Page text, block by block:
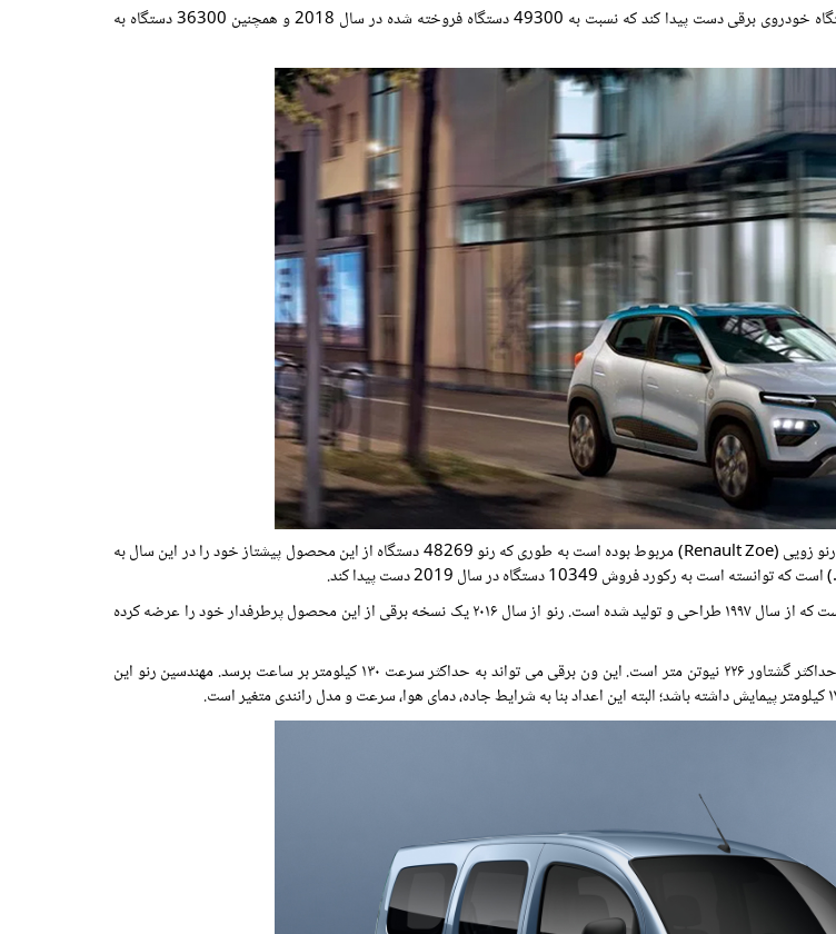
شرکت خودروسازی رنو در سال 2019 میلادی توانست به رکورد فروش جهانی 62447 دستگاه خودروی برقی دست پیدا کند که نسبت به 49300 دستگاه فروخته شده در سال 2018 و همچنین 36300 دستگاه به
بخش عظیمی از خودروهای برقی فروخته شده رنو در سال گذشته به خودروی دوست داشتنی رنو زویی (Renault Zoe) مربوط بوده است به طوری که رنو 48269 دستگاه از این محصول پیشتاز خود را در این سال به
رنو کانگو (Renault Kangoo) از خودروهای سبک تجاری ساخت این خودروساز فرانسوی است که از سال ۱۹۹۷ طراحی و تولید شده است. رنو از سال ۲۰۱۶ یک نسخه برقی از این محصول پرطرفدار خود را عرضه کرده
رنو کانگو برقی دارای ابعادی مشابه نسخه بنزینی است و دارای توانی برابر با ۵۹ اسب بخار و حداکثر گشتاور ۲۲۶ نیوتن متر است. این ون برقی می تواند به حداکثر سرعت ۱۳۰ کیلومتر بر ساعت برسد. مهندسین رنو این